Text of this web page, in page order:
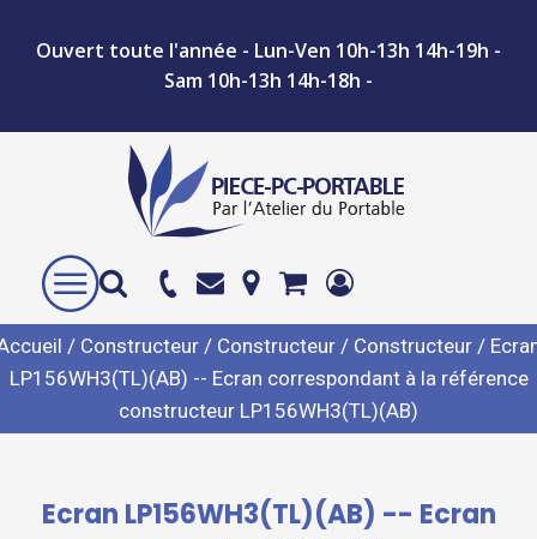
Ouvert toute l'année - Lun-Ven 10h-13h 14h-19h -
Sam 10h-13h 14h-18h -
/ Constructeur / Constructeur / Constructeur /
LP156WH3(TL)(AB) -- Ecran correspondant à la référence
constructeur LP156WH3(TL)(AB)
Ecran LP156WH3(TL)(AB) -- Ecran